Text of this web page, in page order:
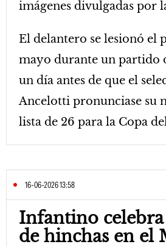
imágenes divulgadas por
El delantero se lesionó el
mayo durante un partido
un día antes de que el
Ancelotti pronunciase su
lista de 26 para la Copa
16-06-2026 13:58
Infantino
de hinchas en el